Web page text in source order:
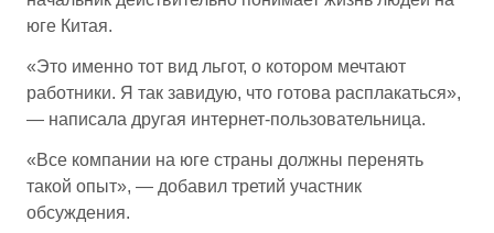
юге Китая.
«Это именно тот вид льгот, о котором мечтают
работники. Я так завидую, что готова расплакаться»,
— написала другая интернет-пользовательница.
«Все компании на юге страны должны перенять
такой опыт», — добавил третий участник
обсуждения.